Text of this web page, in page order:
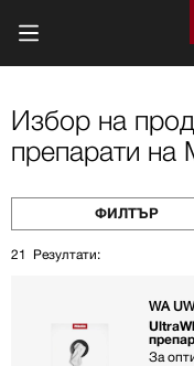
Избор на
препарати на
ФИЛТЪР
21 Резултати:
WA
За